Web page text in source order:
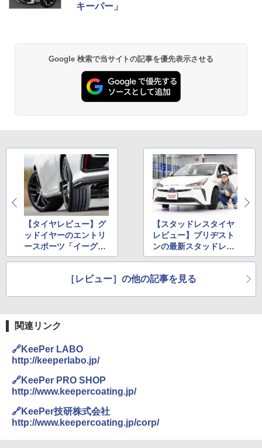
キーパー」
Google 検索で当サイトの記事を優先表示させる
【タイヤレビュー】グ
ッドイヤーのエントリ
ースポーツ「イーグル
F1 スポーツ」をシビ
【スタッドレスタイヤ
レビュー】ブリヂスト
ンの最新スタッドレ
ス、「ブリザックVRX
スケートリンクで確認
［レビュー］の他の記事を見る
関連リンク
🔗KeePer LABO
http://keeperlabo.jp/
🔗KeePer PRO SHOP
http://www.keepercoating.jp/
🔗KeePer技研株式会社
http://www.keepercoating.jp/corp/